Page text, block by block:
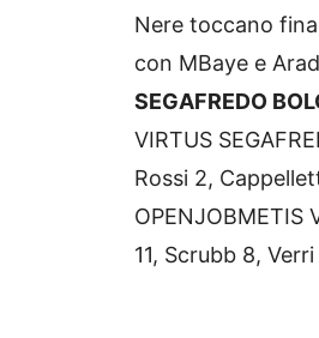
Nere toccano
con MBaye e
SEGAFREDO
VIRTUS
Rossi 2,
OPENJOBMETIS
11, Scrubb 8,